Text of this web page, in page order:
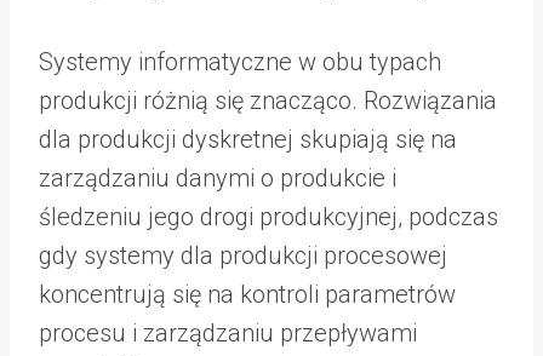
Systemy informatyczne w obu typach
produkcji różnią się znacząco. Rozwiązania
dla produkcji dyskretnej skupiają się na
zarządzaniu danymi o produkcie i
śledzeniu jego drogi produkcyjnej, podczas
gdy systemy dla produkcji procesowej
koncentrują się na kontroli parametrów
procesu i zarządzaniu przepływami